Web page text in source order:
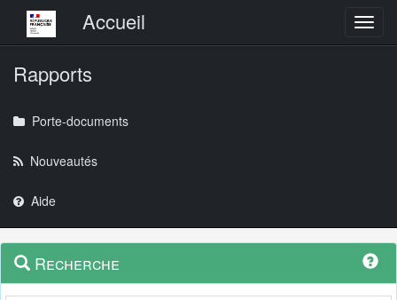
Menu principalAccueil
Rapports
Porte-documents
Nouveautés
Aide
Navigation
outils
Menu
contextuel
Recherche